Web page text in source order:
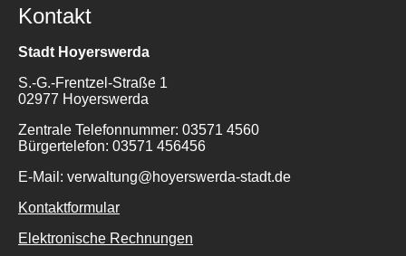
Kontakt
Stadt Hoyerswerda
S.-G.-Frentzel-Straße 1
02977 Hoyerswerda
Zentrale Telefonnummer: 03571 4560
Bürgertelefon: 03571 456456
E-Mail: verwaltung@hoyerswerda-stadt.de
Kontaktformular
Elektronische Rechnungen